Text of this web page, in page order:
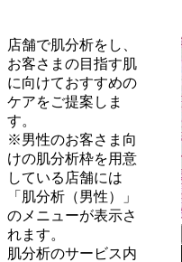
店舗で肌分析をし、
お客さまの目指す肌
に向けておすすめの
ケアをご提案しま
す。
※男性のお客さま向
けの肌分析枠を用意
している店舗には
「肌分析（男性）」
のメニューが表示さ
れます。
肌分析のサービス内